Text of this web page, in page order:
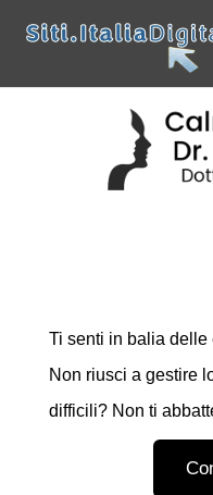
Ti senti in balia
Non riusci a gestire
difficili? Non ti